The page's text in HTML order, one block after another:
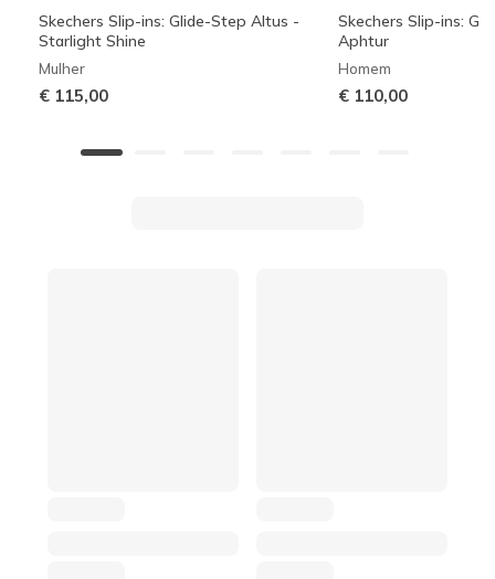
Skechers Slip-ins: Glide-Step Altus -
Starlight Shine
Mulher
€ 115,00
Skechers Slip-ins:
Aphtur
Homem
€ 110,00